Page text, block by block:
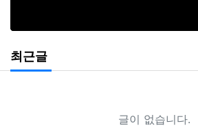
최근글
글이 없습니다.